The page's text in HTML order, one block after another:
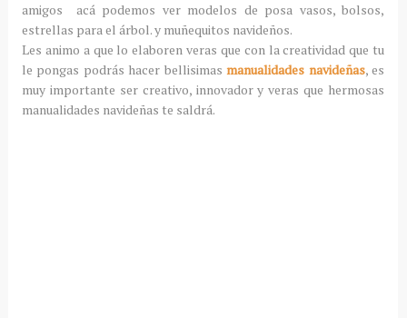
amigos acá podemos ver modelos de posa vasos, bolsos,
estrellas para el árbol. y muñequitos navideños.
Les animo a que lo elaboren veras que con la creatividad que tu
le pongas podrás hacer bellisimasmanualidades navideñas, es
muy importante ser creativo, innovador y veras que hermosas
manualidades navideñas te saldrá.